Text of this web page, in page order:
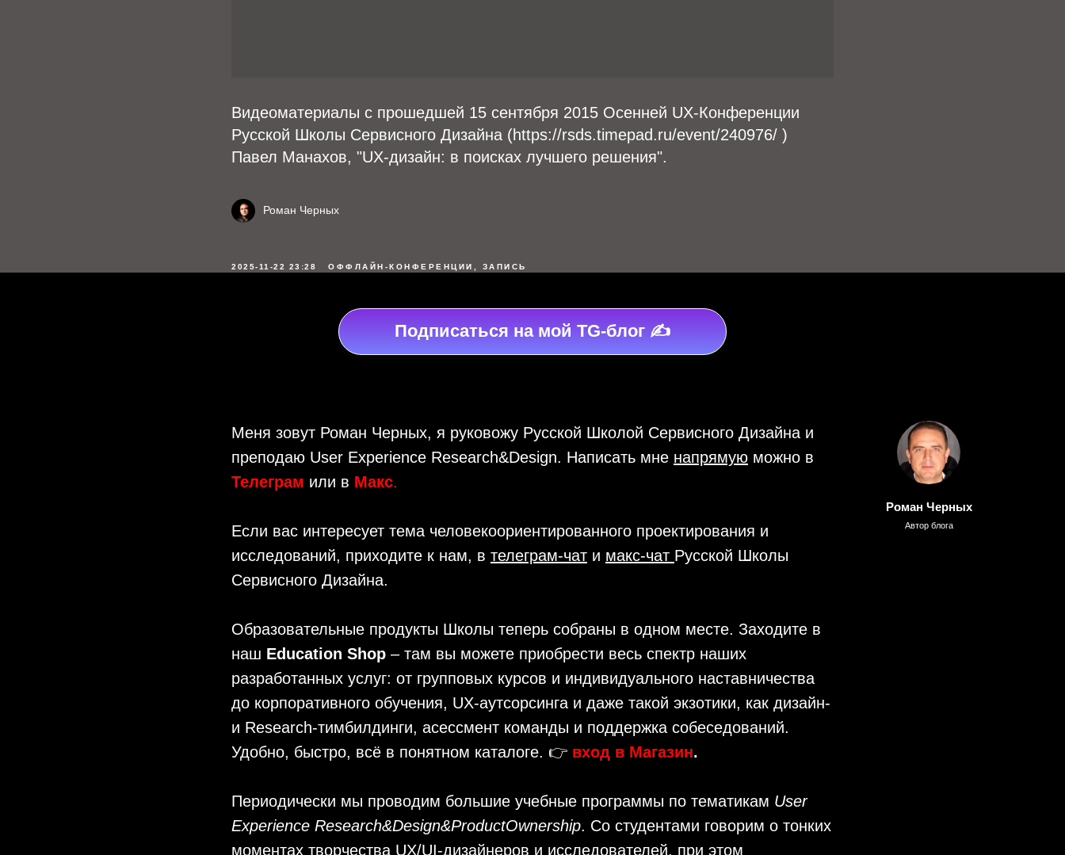
Видеоматериалы c прошедшей 15 сентября 2015 Осенней UX-Конференции
Русской Школы Сервисного Дизайна (https://rsds.timepad.ru/event/240976/ )
Павел Манахов, "UX-дизайн: в поисках лучшего решения".
Роман Черных
2025-11-22 23:28 ОФФЛАЙН-КОНФЕРЕНЦИИ, ЗАПИСЬ
Подписаться на мой TG-блог ✍️
Меня зовут Роман Черных, я руковожу Русской Школой Сервисного Дизайна и
преподаю User Experience Research&Design. Написать мне напрямую можно в
Телеграм или в Макс.
Если вас интересует тема человекоориентированного проектирования и
исследований, приходите к нам, в телеграм-чат и макс-чат Русской Школы
Сервисного Дизайна.
Образовательные продукты Школы теперь собраны в одном месте. Заходите в
наш Education Shop – там вы можете приобрести весь спектр наших
разработанных услуг: от групповых курсов и индивидуального наставничества
до корпоративного обучения, UX-аутсорсинга и даже такой экзотики, как дизайн-
и Research-тимбилдинги, асессмент команды и поддержка собеседований.
Удобно, быстро, всё в понятном каталоге. 👉 вход в Магазин.
Периодически мы проводим большие учебные программы по тематикам User
Experience Research&Design&ProductOwnership. Со студентами говорим о тонких
моментах творчества UX/UI-дизайнеров и исследователей, при этом
Роман Черных
Автор блога